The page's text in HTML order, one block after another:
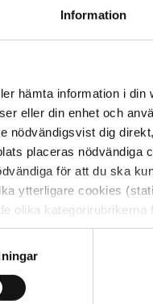
Information
hämta information i
eller din enhet och
nödvändigsvist dig
placeras
för att du ska
ytterligare cookies
olika kategorirubrikerna
av cookies kan
och accepterat
välfärdsområdena,
mellan
en integrerad
och
för att kunna
Nordens
iVOPD
på distans.
genomförs i
iVOPD är tvärsektoriellt
och grön